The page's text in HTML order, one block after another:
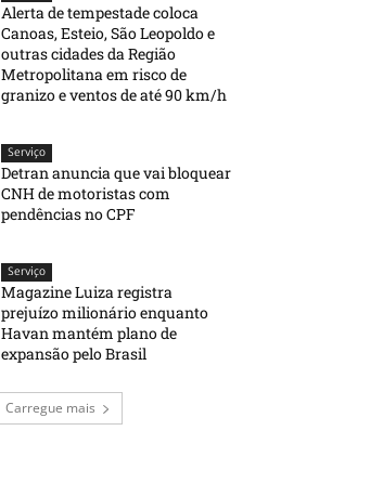
Alerta de tempestade coloca
Canoas, Esteio, São Leopoldo e
outras cidades da Região
Metropolitana em risco de
granizo e ventos de até 90 km/h
Serviço
Detran anuncia que vai bloquear
CNH de motoristas com
pendências no CPF
Serviço
Magazine Luiza registra
prejuízo milionário enquanto
Havan mantém plano de
expansão pelo Brasil
Carregue mais